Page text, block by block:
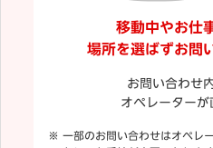
移動中やお仕
場所を選ばずお問
お問い合わせ
オペレーターが
一部のお問い合わせはオペレ